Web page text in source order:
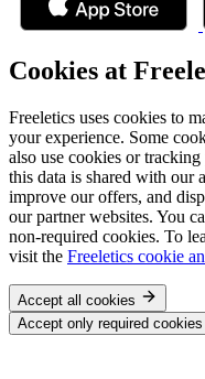
Cookies at
Freeletics uses cookies to
your experience. Some
also use cookies or
this data is shared with our
improve our offers, and
our partner websites. You
non-required cookies. To
visit the Freeletics cookie
Accept all cookies
Accept only required cookies